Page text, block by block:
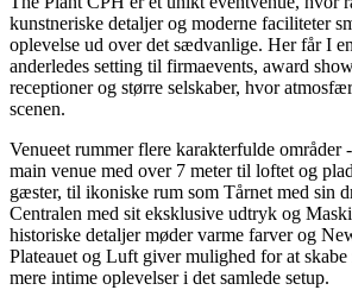
kunstneriske detaljer og moderne faciliteter
oplevelse ud over det sædvanlige. Her får I
anderledes setting til firmaevents, award
receptioner og større selskaber, hvor
scenen.
Venueet rummer flere karakterfulde områder
main venue med over 7 meter til loftet og
gæster, til ikoniske rum som Tårnet med sin
Centralen med sit eksklusive udtryk og
historiske detaljer møder varme farver og
Plateauet og Luft giver mulighed for at skabe
mere intime oplevelser i det samlede setup.